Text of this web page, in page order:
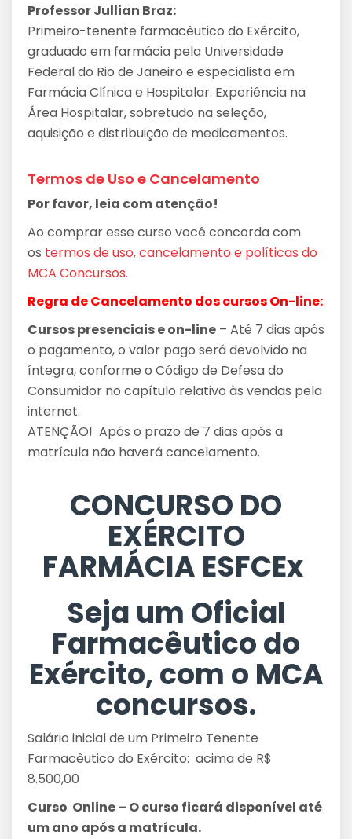
Professor Jullian Braz:
Primeiro-tenente farmacêutico do Exército,
graduado em farmácia pela Universidade
Federal do Rio de Janeiro e especialista em
Farmácia Clínica e Hospitalar. Experiência na
Área Hospitalar, sobretudo na seleção,
aquisição e distribuição de medicamentos.
Termos de Uso e Cancelamento
Por favor, leia com atenção!
Ao comprar esse curso você concorda com
os termos de uso, cancelamento e políticas do
MCA Concursos.
Regra de Cancelamento dos cursos On-line:
Cursos presenciais e on-line – Até 7 dias após
o pagamento, o valor pago será devolvido na
íntegra, conforme o Código de Defesa do
Consumidor no capítulo relativo às vendas pela
internet.
ATENÇÃO! Após o prazo de 7 dias após a
matrícula não haverá cancelamento.
CONCURSO DO
EXÉRCITO
FARMÁCIA ESFCEx
Seja um Oficial
Farmacêutico do
Exército, com o MCA
concursos.
Salário inicial de um Primeiro Tenente
Farmacêutico do Exército: acima de R$
8.500,00
Curso Online – O curso ficará disponível até
um ano após a matrícula.